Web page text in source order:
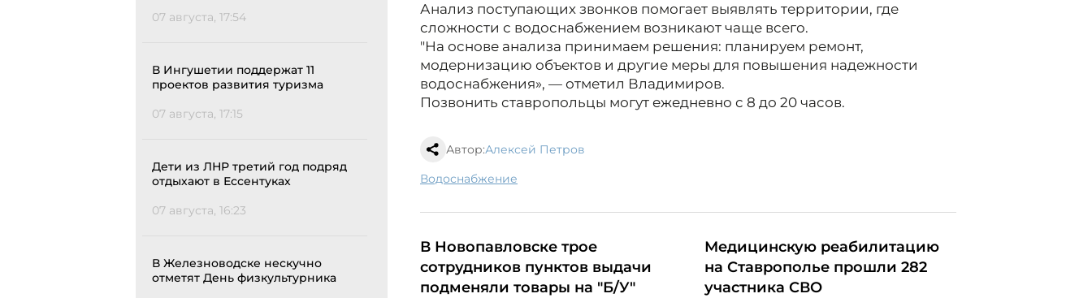
07 августа, 17:54
В Ингушетии поддержат 11
проектов развития туризма
07 августа, 17:15
Дети из ЛНР третий год подряд
отдыхают в Ессентуках
07 августа, 16:23
В Железноводске нескучно
отметят День физкультурника
Анализ поступающих звонков помогает выявлять территории, где
сложности с водоснабжением возникают чаще всего.
"На основе анализа принимаем решения: планируем ремонт,
модернизацию объектов и другие меры для повышения надежности
водоснабжения», — отметил Владимиров.
Позвонить ставропольцы могут ежедневно с 8 до 20 часов.
Автор:Алексей Петров
водоснабжение
В Новопавловске трое
сотрудников пунктов выдачи
подменяли товары на "Б/У"
Медицинскую реабилитацию
на Ставрополье прошли 282
участника СВО